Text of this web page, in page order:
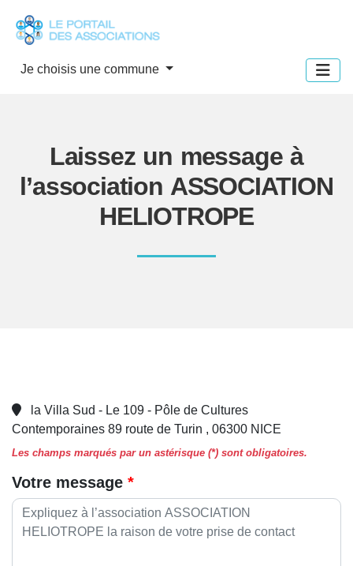
Je choisis une commune
Laissez un message à
l’association ASSOCIATION
HELIOTROPE
la Villa Sud - Le 109 - Pôle de Cultures
Contemporaines 89 route de Turin , 06300 NICE
Les champs marqués par un astérisque (*) sont obligatoires.
Votre message